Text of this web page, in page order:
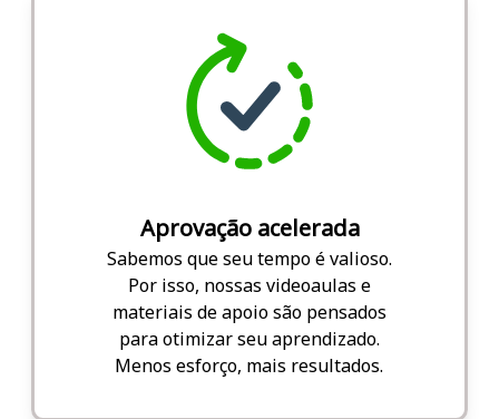
Aprovação acelerada
Sabemos que seu tempo é valioso.
Por isso, nossas videoaulas e
materiais de apoio são pensados
para otimizar seu aprendizado.
Menos esforço, mais resultados.